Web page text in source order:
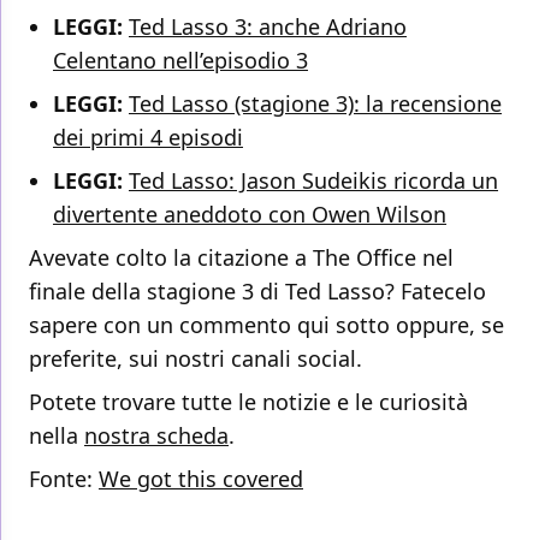
LEGGI: Ted Lasso 3: anche Adriano
Celentano nell’episodio 3
LEGGI: Ted Lasso (stagione 3): la recensione
dei primi 4 episodi
LEGGI: Ted Lasso: Jason Sudeikis ricorda un
divertente aneddoto con Owen Wilson
Avevate colto la citazione a The Office nel
finale della stagione 3 di Ted Lasso? Fatecelo
sapere con un commento qui sotto oppure, se
preferite, sui nostri canali social.
Potete trovare tutte le notizie e le curiosità
nella nostra scheda.
Fonte: We got this covered